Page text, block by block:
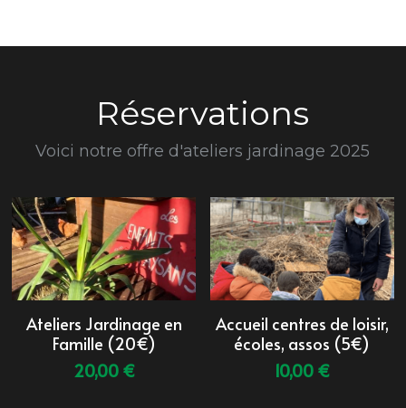
Réservations
Voici notre offre d'ateliers jardinage 2025
Ateliers Jardinage en
Famille (20€)
20,00 €
Accueil centres de loisir,
écoles, assos (5€)
10,00 €